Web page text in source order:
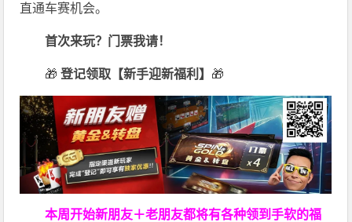
直通车赛机会。
首次来玩？门票我请！
🎁 登记领取【新手迎新福利】 🎁
本周开始新朋友＋老朋友都将有各种领到手软的福